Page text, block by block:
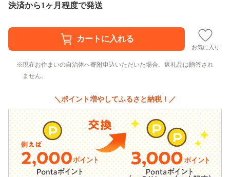
決済から1ヶ月程度で発送
お気に入り
現在お住まいの自治体へ寄附申込いただいた場合、返礼品は贈答され
ません。
＼ポイント増やしてふるさと納税！／